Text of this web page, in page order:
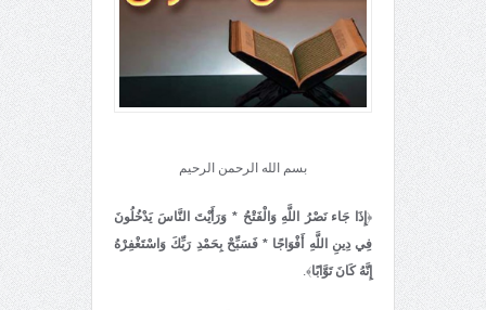
بسم الله الرحمن الرحيم
﴿إِذَا جَاء نَصْرُ اللَّهِ وَالْفَتْحُ * وَرَأَيْتَ النَّاسَ يَدْخُلُونَ
فِي دِينِ اللَّهِ أَفْوَاجًا * فَسَبِّحْ بِحَمْدِ رَبِّكَ وَاسْتَغْفِرْهُ
إِنَّهُ كَانَ تَوَّابًا﴾.